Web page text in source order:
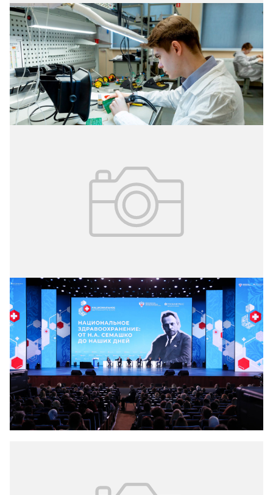
05.11.2024 № 42 (341)
Стажировки для преподавателей
Более 2,5 тысячи преподавателей столичных
колледжей пройдут стажировки у работодателей-
партнёров в этом учебном году.
31.10.2024
Подведены итоги 3-го Национального
конгресса с международным участием
«Национальное здравоохранение»
28–29 октября 2024 года в Москве состоялся 3-й
Национальный конгресс с международным участием
«Национальное здравоохранение».